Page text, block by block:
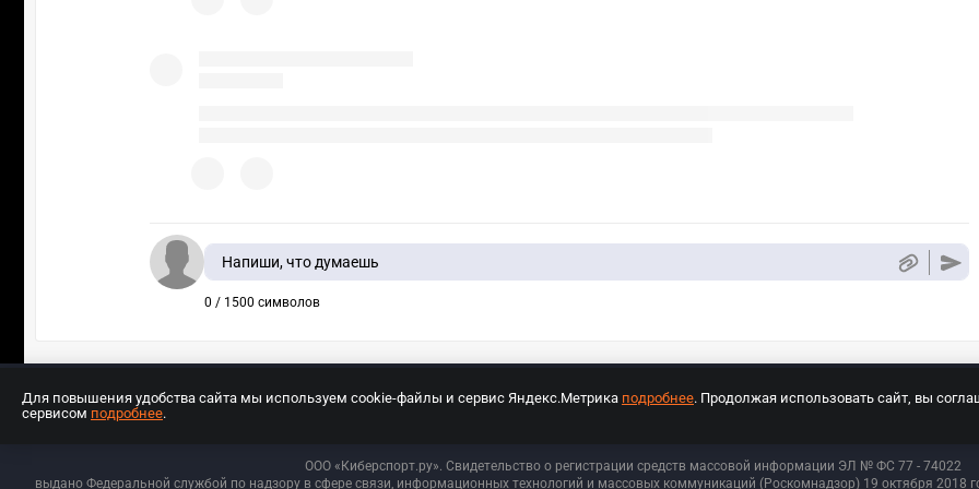
Напиши, что думаешь
0 / 1500 символов
ООО «Киберспорт.ру». Свидетельство о регистрации средств массовой информации ЭЛ № ФС 77 - 74022
выдано Федеральной службой по надзору в сфере связи, информационных технологий и массовых коммуникаций (Роскомнадзор) 19 октября 2018
Для повышения удобства сайта мы используем cookie-файлы и сервис Яндекс.Метрика подробнее. Продолжая использовать сайт, вы
сервисом подробнее.